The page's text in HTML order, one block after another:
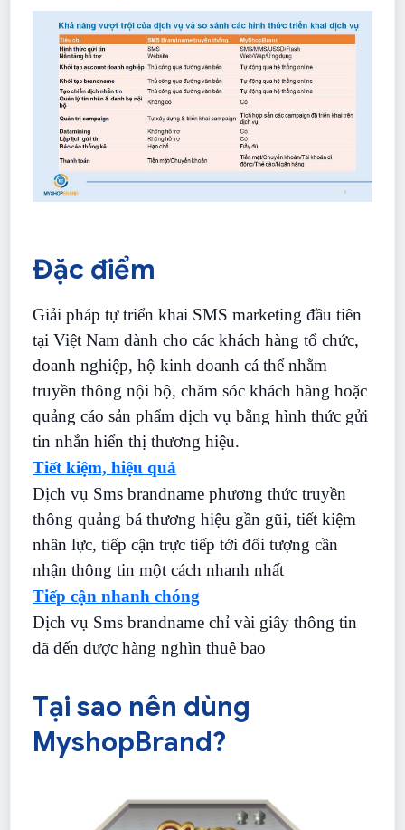
Đặc điểm
Giải pháp tự triển khai SMS marketing đầu tiên
tại Việt Nam dành cho các khách hàng tổ chức,
doanh nghiệp, hộ kinh doanh cá thể nhằm
truyền thông nội bộ, chăm sóc khách hàng hoặc
quảng cáo sản phẩm dịch vụ bằng hình thức gửi
tin nhắn hiển thị thương hiệu.
Tiết kiệm, hiệu quả
Dịch vụ Sms brandname phương thức truyền
thông quảng bá thương hiệu gần gũi, tiết kiệm
nhân lực, tiếp cận trực tiếp tới đối tượng cần
nhận thông tin một cách nhanh nhất
Tiếp cận nhanh chóng
Dịch vụ Sms brandname chỉ vài giây thông tin
đã đến được hàng nghìn thuê bao
Tại sao nên dùng
MyshopBrand?